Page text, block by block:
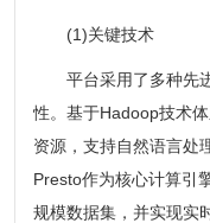
(1)关键技术
平台采用了多种先进
性。基于Hadoop技术
资源，支持自然语言处
Presto作为核心计算引
规模数据集，并实现实